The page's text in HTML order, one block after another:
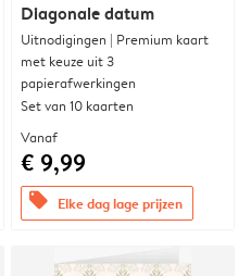
Diagonale datum
Uitnodigingen | Premium kaart
met keuze uit 3
papierafwerkingen
Set van 10 kaarten
Vanaf
€ 9,99
offers Elke dag lage prijzen